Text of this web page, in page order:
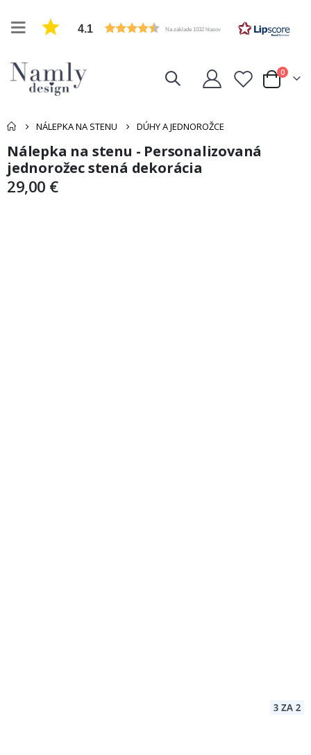
4.1 Na základe 1032 hlasov
Cart
0položky
NÁLEPKA NA STENU
DÚHY A JEDNOROŽCE
Preskočiť
na
koniec
galérie
Preskočiť
na
začiatok
galérie
Nálepka na stenu - Personalizovaná
jednorožec stená dekorácia
29,00 €